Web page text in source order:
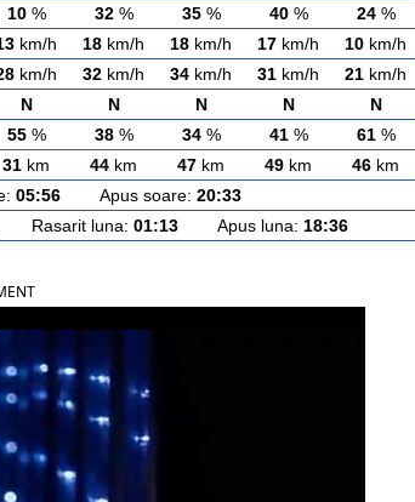
10% 32% 35% 40% 24%
km/h 18 km/h 18 km/h 17 km/h 10 km/h
km/h 32 km/h 34 km/h 31 km/h 21 km/h
N N N N N
55% 38% 34% 41% 61%
31 km 44 km 47 km 49 km 46 km
05:56 Apus soare: 20:33
Rasarit luna: 01:13 Apus luna: 18:36